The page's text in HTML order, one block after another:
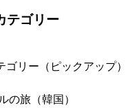
テゴリー
ゴリー（ピックアップ）
の旅（韓国）